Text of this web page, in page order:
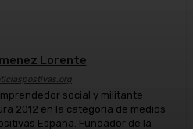
Lorente
social y militante
2012 en la categoría de medios
España. Fundador de la